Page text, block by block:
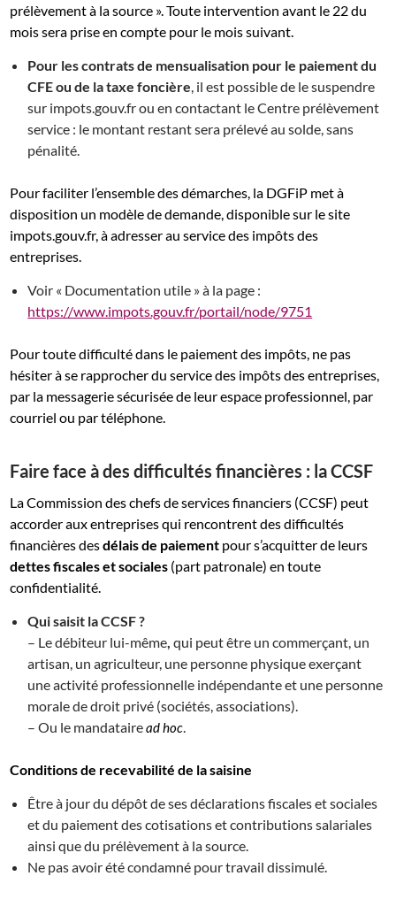
prélèvement à la source ». Toute intervention avant le 22 du
mois sera prise en compte pour le mois suivant.
Pour les contrats de mensualisation pour le paiement du
CFE ou de la taxe foncière, il est possible de le suspendre
sur impots.gouv.fr ou en contactant le Centre prélèvement
service : le montant restant sera prélevé au solde, sans
pénalité.
Pour faciliter l’ensemble des démarches, la DGFiP met à
disposition un modèle de demande, disponible sur le site
impots.gouv.fr, à adresser au service des impôts des
entreprises.
Voir « Documentation utile » à la page :
https://www.impots.gouv.fr/portail/node/9751
Pour toute difficulté dans le paiement des impôts, ne pas
hésiter à se rapprocher du service des impôts des entreprises,
par la messagerie sécurisée de leur espace professionnel, par
courriel ou par téléphone.
Faire face à des difficultés financières : la CCSF
La Commission des chefs de services financiers (CCSF) peut
accorder aux entreprises qui rencontrent des difficultés
financières desdélais de paiement pour s’acquitter de leurs
dettes fiscales et sociales (part patronale) en toute
confidentialité.
Qui saisit la CCSF ?
– Le débiteur lui-même,qui peut être un commerçant, un
artisan, un agriculteur, une personne physique exerçant
une activité professionnelle indépendante et une personne
morale de droit privé (sociétés, associations).
– Ou le mandatairead hoc.
Conditions de recevabilité de la saisine
Être à jour du dépôt de ses déclarations fiscales et sociales
et du paiement des cotisations et contributions salariales
ainsi que du prélèvement à la source.
Ne pas avoir été condamné pour travail dissimulé.